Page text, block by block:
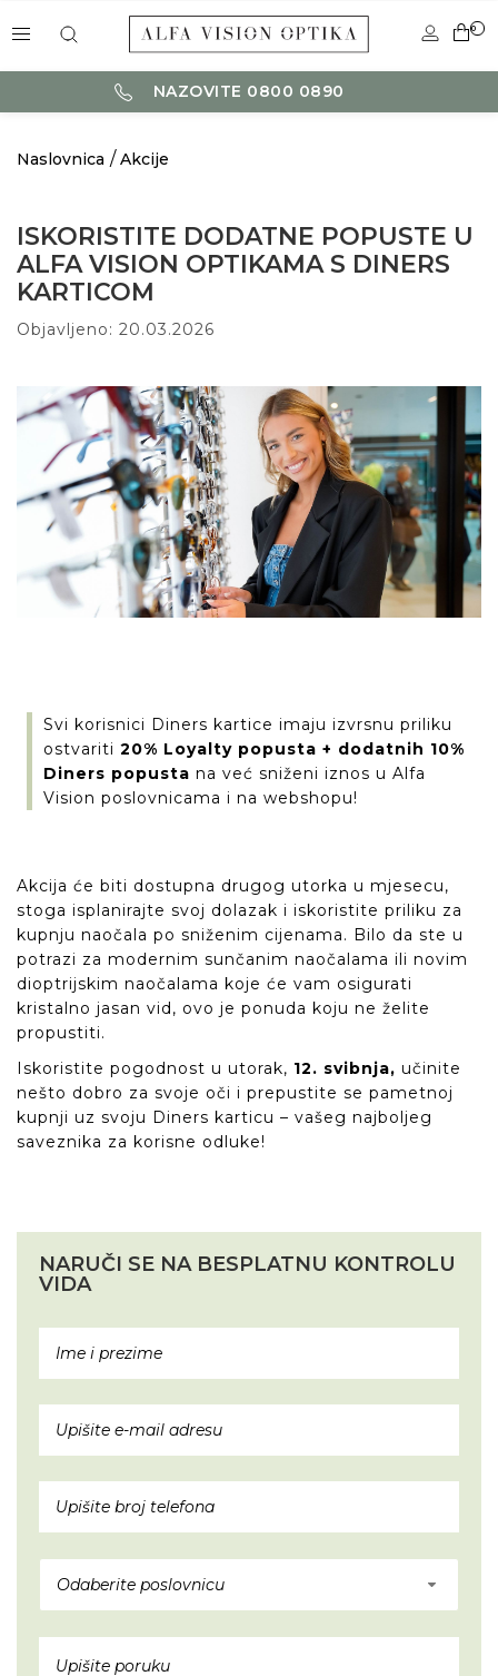
0
NAZOVITE 0800 0890
Naslovnica Akcije
ISKORISTITE DODATNE POPUSTE U
ALFA VISION OPTIKAMA S DINERS
KARTICOM
Objavljeno: 20.03.2026
Svi korisnici Diners kartice imaju izvrsnu priliku
ostvariti 20% Loyalty popusta + dodatnih 10%
Diners popusta na već sniženi iznos u Alfa
Vision poslovnicama i na webshopu!
Akcija će biti dostupna drugog utorka u mjesecu,
stoga isplanirajte svoj dolazak i iskoristite priliku za
kupnju naočala po sniženim cijenama. Bilo da ste u
potrazi za modernim sunčanim naočalama ili novim
dioptrijskim naočalama koje će vam osigurati
kristalno jasan vid, ovo je ponuda koju ne želite
propustiti.
Iskoristite pogodnost u utorak, 12. svibnja, učinite
nešto dobro za svoje oči i prepustite se pametnoj
kupnji uz svoju Diners karticu – vašeg najboljeg
saveznika za korisne odluke!
NARUČI SE NA BESPLATNU KONTROLU
VIDA
Odaberite poslovnicu